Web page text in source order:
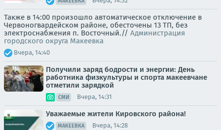
Также в 14:00 произошло автоматическое отключение в
Червоногвардейском районе, обесточены 13 ТП, без
электроснабжения п. Восточный.// Администрация
городского округа Макеевка
Вчера, 14:40
Получили заряд бодрости и энергии: День
работника физкультуры и спорта макеевчане
отметили зарядкой
СМИ Вчера, 14:31
Уважаемые жители Кировского района!
МАКЕЕВКА Вчера, 14:28